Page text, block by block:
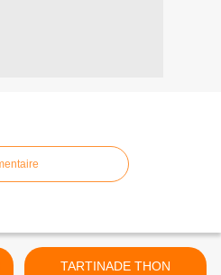
TARTINADE THON